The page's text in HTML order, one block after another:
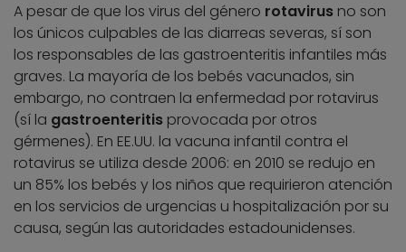
A pesar de que los virus del género rotavirus no son
los únicos culpables de las diarreas severas, sí son
los responsables de las gastroenteritis infantiles más
graves. La mayoría de los bebés vacunados, sin
embargo, no contraen la enfermedad por rotavirus
(sí la gastroenteritis provocada por otros
gérmenes). En EE.UU. la vacuna infantil contra el
rotavirus se utiliza desde 2006: en 2010 se redujo en
un 85% los bebés y los niños que requirieron atención
en los servicios de urgencias u hospitalización por su
causa, según las autoridades estadounidenses.